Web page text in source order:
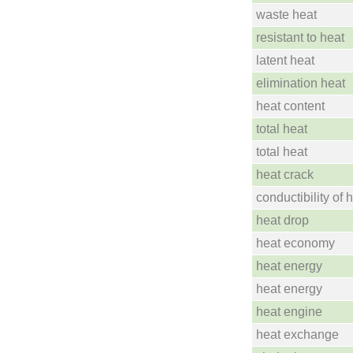
waste heat
resistant to heat
latent heat
elimination heat
heat content
total heat
total heat
heat crack
conductibility of
heat drop
heat economy
heat energy
heat energy
heat engine
heat exchange